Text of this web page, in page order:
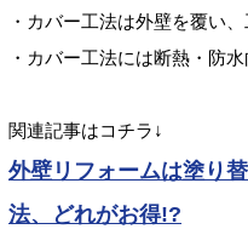
・カバー工法は外壁を覆い
・カバー工法には断熱・防
関連記事はコチラ↓
外壁リフォームは塗り
法、どれがお得!?